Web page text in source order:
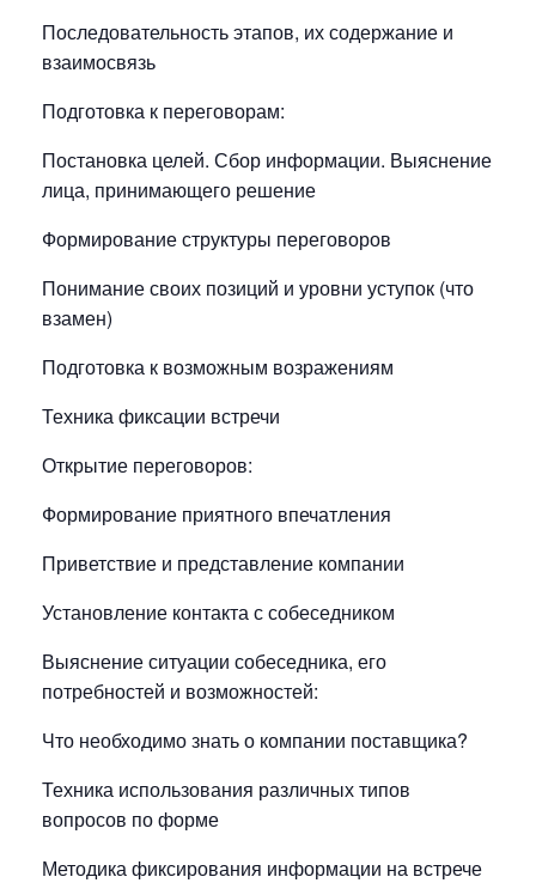
Последовательность этапов, их содержание и
взаимосвязь
Подготовка к переговорам:
Постановка целей. Сбор информации. Выяснение
лица, принимающего решение
Формирование структуры переговоров
Понимание своих позиций и уровни уступок (что
взамен)
Подготовка к возможным возражениям
Техника фиксации встречи
Открытие переговоров:
Формирование приятного впечатления
Приветствие и представление компании
Установление контакта с собеседником
Выяснение ситуации собеседника, его
потребностей и возможностей:
Что необходимо знать о компании поставщика?
Техника использования различных типов
вопросов по форме
Методика фиксирования информации на встрече